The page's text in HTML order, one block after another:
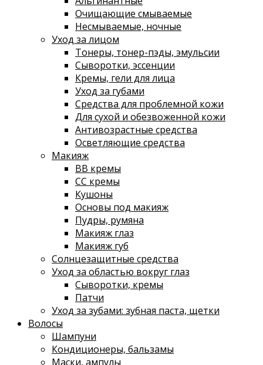
Очищающие смываемые
Несмываемые, ночные
Уход за лицом
Тонеры, тонер-пэды, эмульсии
Сыворотки, эссенции
Кремы, гели для лица
Уход за губами
Средства для проблемной кожи
Для сухой и обезвоженной кожи
Антивозрастные средства
Осветляющие средства
Макияж
ВВ кремы
СС кремы
Кушоны
Основы под макияж
Пудры, румяна
Макияж глаз
Макияж губ
Солнцезащитные средства
Уход за областью вокруг глаз
Сыворотки, кремы
Патчи
Уход за зубами: зубная паста, щетки
Волосы
Шампуни
Кондиционеры, бальзамы
Маски, ампулы